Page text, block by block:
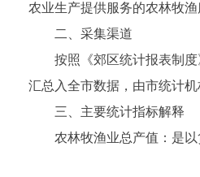
农业生产提供服务的农林牧渔
二、采集渠道
按照《郊区统计报表制度
汇总入全市数据，由市统计机
三、主要统计指标解释
农林牧渔业总产值：是以